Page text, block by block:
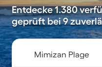
Entdecke 1.380
geprüft bei 9